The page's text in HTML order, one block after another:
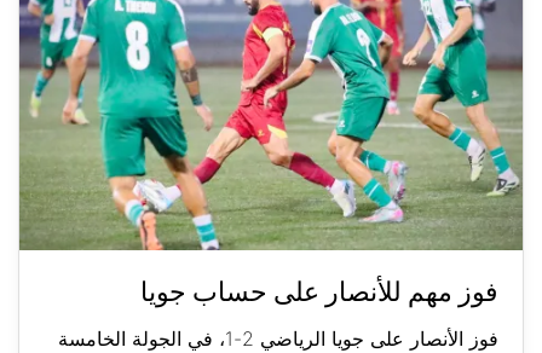
فوز مهم للأنصار على حساب جويا
فوز الأنصار على جويا الرياضي 2-1، في الجولة الخامسة